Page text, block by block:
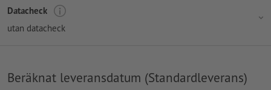
Datacheck
utan datacheck
Beräknat leveransdatum (Standardleverans)